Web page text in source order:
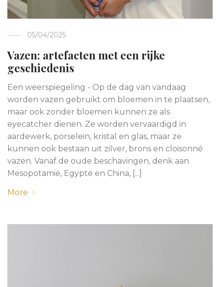
05/04/2025
Vazen: artefacten met een rijke
geschiedenis
Een weerspiegeling - Op de dag van vandaag
worden vazen gebruikt om bloemen in te plaatsen,
maar ook zonder bloemen kunnen ze als
eyecatcher dienen. Ze worden vervaardigd in
aardewerk, porselein, kristal en glas, maar ze
kunnen ook bestaan uit zilver, brons en cloisonné
vazen. Vanaf de oude beschavingen, denk aan
Mesopotamië, Egypte en China, [...]
More